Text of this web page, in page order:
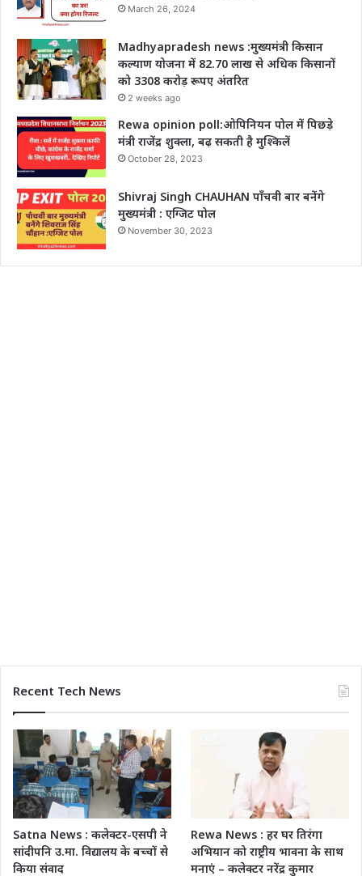
March 26, 2024
Madhyapradesh news :मुख्यमंत्री किसान
कल्याण योजना में 82.70 लाख से अधिक किसानों
को 3308 करोड़ रूपए अंतरित
2 weeks ago
Rewa opinion poll:ओपिनियन पोल में पिछड़े
मंत्री राजेंद्र शुक्ला, बढ़ सकती है मुश्किलें
October 28, 2023
Shivraj Singh CHAUHAN पाँचवी बार बनेंगे
मुख्यमंत्री : एग्जिट पोल
November 30, 2023
Recent Tech News
Satna News : कलेक्टर-एसपी ने
सांदीपनि उ.मा. विद्यालय के बच्चों से
किया संवाद
Rewa News : हर घर तिरंगा
अभियान को राष्ट्रीय भावना के साथ
मनाएं – कलेक्टर नरेंद्र कुमार